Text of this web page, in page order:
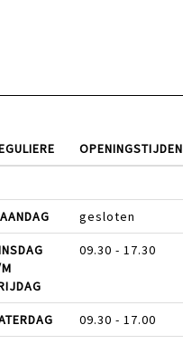
OPENINGSTIJDEN
gesloten
09.30 - 17.30
09.30 - 17.00